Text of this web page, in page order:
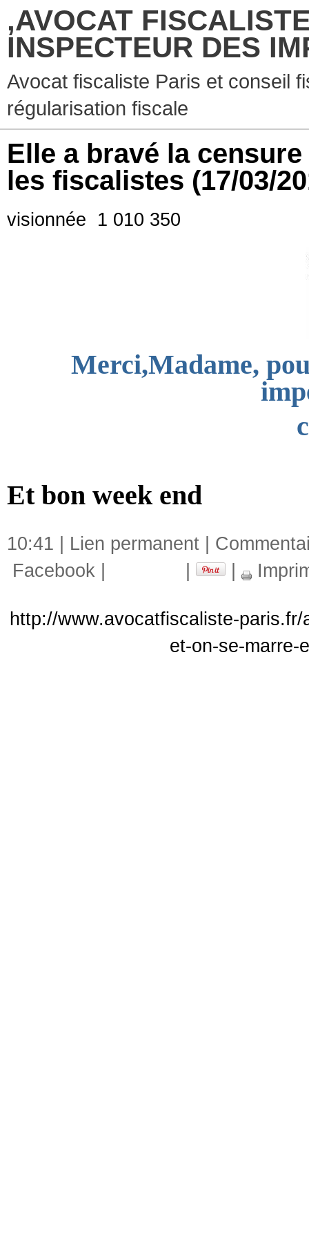
,AVOCAT
INSPECTEUR DES
Avocat fiscaliste Paris et conseil
régularisation fiscale
Elle a bravé la
les fiscalistes (17/03/
visionnée 1 010 350
Merci,Madame,
Et bon week end
10:41 | Lien permanent
Facebook
http://www.avocatfiscaliste-
et-on-se-marre-